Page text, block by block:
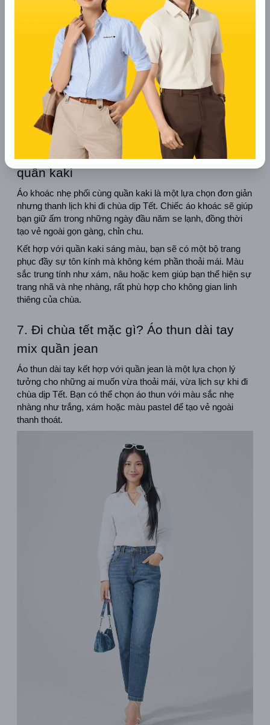
Màu sắc của váy và áo nên chọn những tông nhẹ nhàng
như pastel, trắng hoặc be để tôn lên vẻ dịu dàng, thanh
thoát, đồng thời thể hiện sự tôn trọng đối với không gian linh
thiêng.
6. Đi chùa tết mặc gì? Áo khoác phối
quần kaki
Áo khoác nhẹ phối cùng quần kaki là một lựa chọn đơn giản
nhưng thanh lịch khi đi chùa dịp Tết. Chiếc áo khoác sẽ giúp
bạn giữ ấm trong những ngày đầu năm se lạnh, đồng thời
tạo vẻ ngoài gọn gàng, chỉn chu.
Kết hợp với quần kaki sáng màu, bạn sẽ có một bộ trang
phục đầy sự tôn kính mà không kém phần thoải mái. Màu
sắc trung tính như xám, nâu hoặc kem giúp bạn thể hiện sự
trang nhã và nhẹ nhàng, rất phù hợp cho không gian linh
thiêng của chùa.
7. Đi chùa tết mặc gì? Áo thun dài tay
mix quần jean
Áo thun dài tay kết hợp với quần jean là một lựa chọn lý
tưởng cho những ai muốn vừa thoải mái, vừa lịch sự khi đi
chùa dịp Tết. Bạn có thể chọn áo thun với màu sắc nhẹ
nhàng như trắng, xám hoặc màu pastel để tạo vẻ ngoài
thanh thoát.